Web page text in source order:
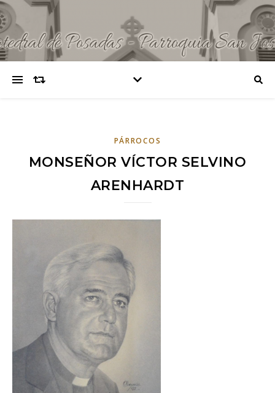
PÁRROCOS
MONSEÑOR VÍCTOR SELVINO
ARENHARDT